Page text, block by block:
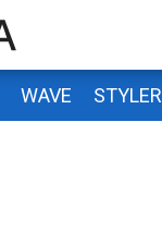
WAVE STYLER